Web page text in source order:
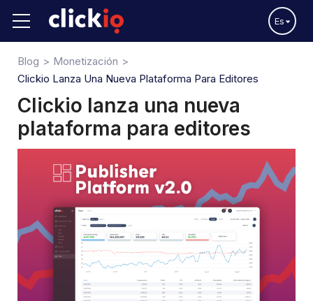
Es
Blog
Monetización
Clickio Lanza Una Nueva Plataforma Para Editores
Clickio lanza una nueva
plataforma para editores